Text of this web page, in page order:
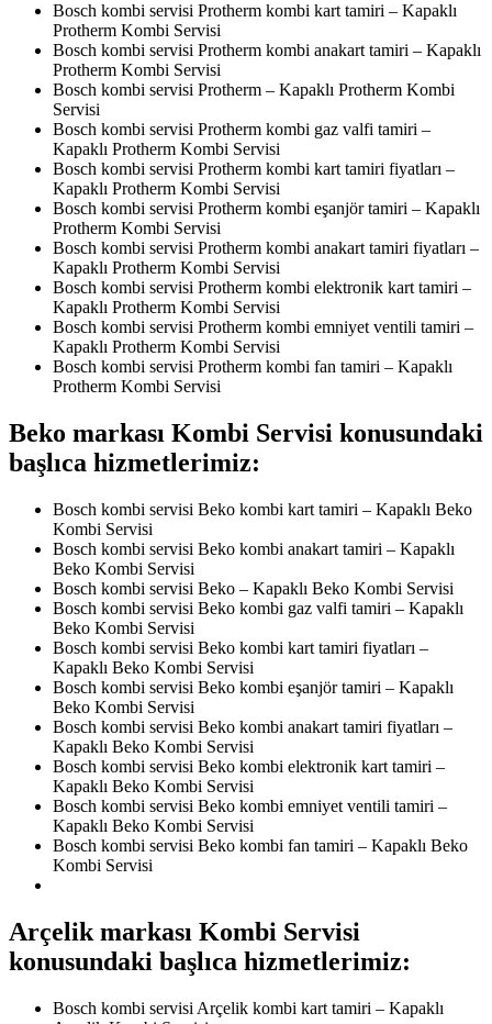
Bosch kombi servisi Protherm kombi kart tamiri – Kapaklı
Protherm Kombi Servisi
Bosch kombi servisi Protherm kombi anakart tamiri – Kapaklı
Protherm Kombi Servisi
Bosch kombi servisi Protherm – Kapaklı Protherm Kombi
Servisi
Bosch kombi servisi Protherm kombi gaz valfi tamiri –
Kapaklı Protherm Kombi Servisi
Bosch kombi servisi Protherm kombi kart tamiri fiyatları –
Kapaklı Protherm Kombi Servisi
Bosch kombi servisi Protherm kombi eşanjör tamiri – Kapaklı
Protherm Kombi Servisi
Bosch kombi servisi Protherm kombi anakart tamiri fiyatları –
Kapaklı Protherm Kombi Servisi
Bosch kombi servisi Protherm kombi elektronik kart tamiri –
Kapaklı Protherm Kombi Servisi
Bosch kombi servisi Protherm kombi emniyet ventili tamiri –
Kapaklı Protherm Kombi Servisi
Bosch kombi servisi Protherm kombi fan tamiri – Kapaklı
Protherm Kombi Servisi
Beko markası Kombi Servisi konusundaki
başlıca hizmetlerimiz:
Bosch kombi servisi Beko kombi kart tamiri – Kapaklı Beko
Kombi Servisi
Bosch kombi servisi Beko kombi anakart tamiri – Kapaklı
Beko Kombi Servisi
Bosch kombi servisi Beko – Kapaklı Beko Kombi Servisi
Bosch kombi servisi Beko kombi gaz valfi tamiri – Kapaklı
Beko Kombi Servisi
Bosch kombi servisi Beko kombi kart tamiri fiyatları –
Kapaklı Beko Kombi Servisi
Bosch kombi servisi Beko kombi eşanjör tamiri – Kapaklı
Beko Kombi Servisi
Bosch kombi servisi Beko kombi anakart tamiri fiyatları –
Kapaklı Beko Kombi Servisi
Bosch kombi servisi Beko kombi elektronik kart tamiri –
Kapaklı Beko Kombi Servisi
Bosch kombi servisi Beko kombi emniyet ventili tamiri –
Kapaklı Beko Kombi Servisi
Bosch kombi servisi Beko kombi fan tamiri – Kapaklı Beko
Kombi Servisi
Arçelik markası Kombi Servisi
konusundaki başlıca hizmetlerimiz:
Bosch kombi servisi Arçelik kombi kart tamiri – Kapaklı